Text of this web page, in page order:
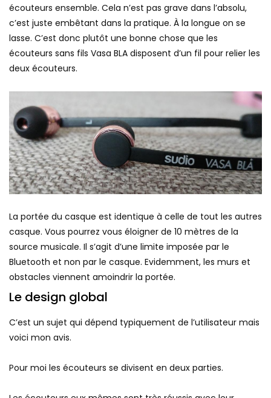
écouteurs ensemble. Cela n’est pas grave dans l’absolu,
c’est juste embêtant dans la pratique. À la longue on se
lasse. C’est donc plutôt une bonne chose que les
écouteurs sans fils Vasa BLA disposent d’un fil pour relier les
deux écouteurs.
La portée du casque est identique à celle de tout les autres
casque. Vous pourrez vous éloigner de 10 mètres de la
source musicale. Il s’agit d’une limite imposée par le
Bluetooth et non par le casque. Evidemment, les murs et
obstacles viennent amoindrir la portée.
Le design global
C’est un sujet qui dépend typiquement de l’utilisateur mais
voici mon avis.
Pour moi les écouteurs se divisent en deux parties.